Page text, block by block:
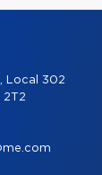
Local 302
2T2